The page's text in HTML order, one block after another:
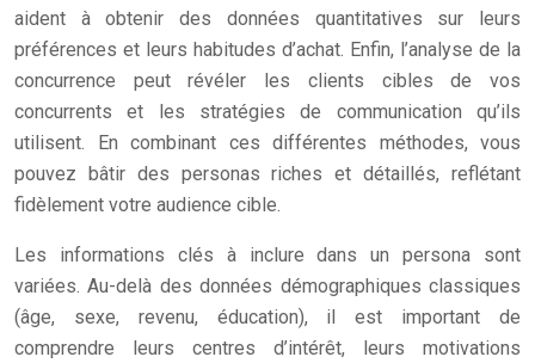
aident à obtenir des données quantitatives sur leurs
préférences et leurs habitudes d’achat. Enfin, l’analyse de la
concurrence peut révéler les clients cibles de vos
concurrents et les stratégies de communication qu’ils
utilisent. En combinant ces différentes méthodes, vous
pouvez bâtir des personas riches et détaillés, reflétant
fidèlement votre audience cible.
Les informations clés à inclure dans un persona sont
variées. Au-delà des données démographiques classiques
(âge, sexe, revenu, éducation), il est important de
comprendre leurs centres d’intérêt, leurs motivations